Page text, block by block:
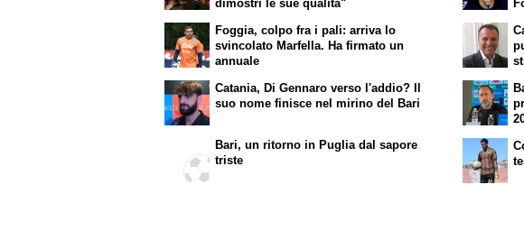
dimostri le sue qualità"
Foggia, colpo fra i pali: arriva lo
svincolato Marfella. Ha firmato un
annuale
Catania, Di Gennaro verso l'addio? Il
suo nome finisce nel mirino del Bari
Bari, un ritorno in Puglia dal sapore
triste